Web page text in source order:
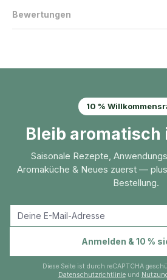
Bewertungen
10 %
Bleib
Saisonale Rezepte,
Aromaküche & Neues zuerst —
Bestellung.
Anmelden & 10 %
Diese Seite ist durch reCAPTCHA
Datenschutzrichtlinieund